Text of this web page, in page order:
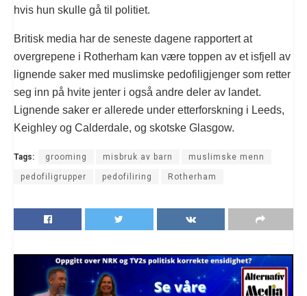
hvis hun skulle gå til politiet.
Britisk media har de seneste dagene rapportert at
overgrepene i Rotherham kan være toppen av et isfjell av
lignende saker med muslimske pedofiligjenger som retter
seg inn på hvite jenter i også andre deler av landet.
Lignende saker er allerede under etterforskning i Leeds,
Keighley og Calderdale, og skotske Glasgow.
Tags: grooming misbruk av barn muslimske menn
pedofiligrupper pedofiliring Rotherham